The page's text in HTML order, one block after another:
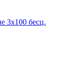
3х100 бесц.